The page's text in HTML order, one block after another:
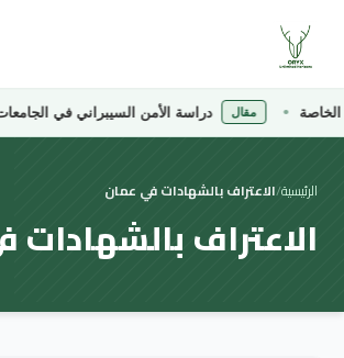
مقال دراسة الأمن السيبراني في الجامعات
الرئيسية/الاعتراف بالشهادات في عمان
الاعتراف